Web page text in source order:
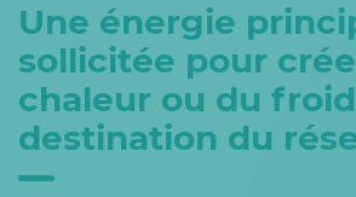
Une énergie
sollicitée pour
chaleur ou du
destination du